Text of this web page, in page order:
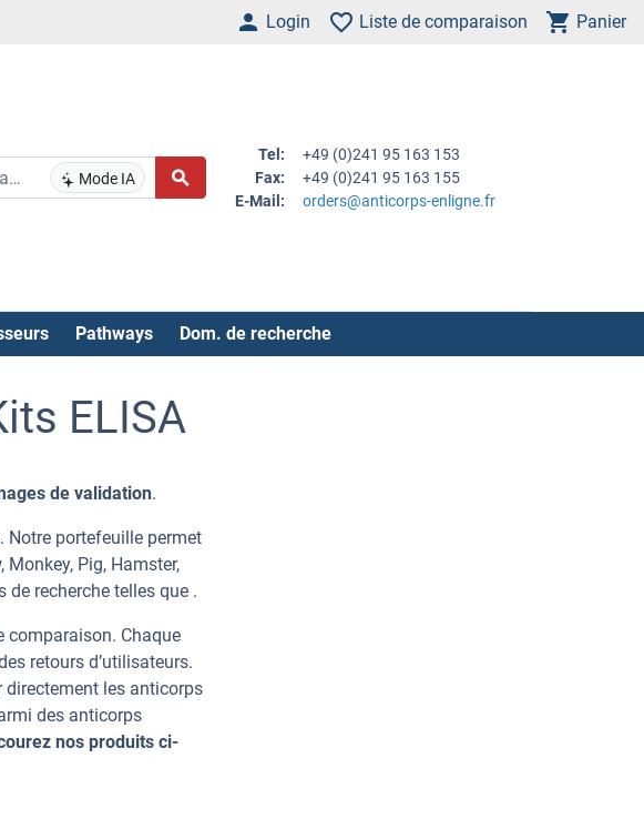
Login Liste de comparaison Panier
Mode IA
Tel:
+49 (0)241 95 163 153
Fax:
+49 (0)241 95 163 155
E-Mail:
orders@anticorps-enligne.fr
Pathways Dom. de recherche
ELISA
de validation.
Notre portefeuille permet
Pig, Hamster,
de recherche telles que .
comparaison. Chaque
retours d’utilisateurs.
directement les anticorps
des anticorps
nos produits ci-